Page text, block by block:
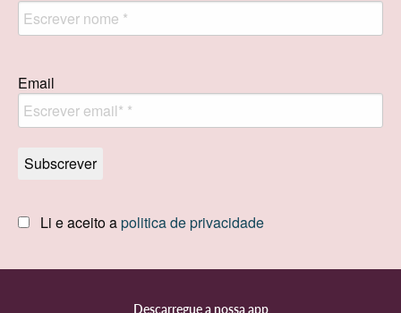
Email
Li e aceito apolitica de privacidade
Descarregue a nossa app